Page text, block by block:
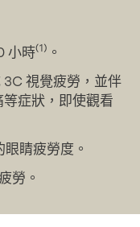
小時(1) 。
視覺疲勞，並伴
症狀，即使觀看
睛疲勞度。
勞。